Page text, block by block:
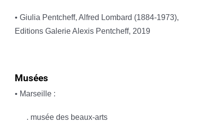
• Giulia Pentcheff, Alfred Lombard (1884-1973),
Editions Galerie Alexis Pentcheff, 2019
Musées
• Marseille :
. musée des beaux-arts